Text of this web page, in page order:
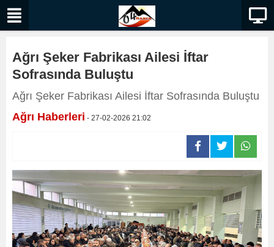
Ağrı Şeker Fabrikası Ailesi İftar
Sofrasında Buluştu
Ağrı Şeker Fabrikası Ailesi İftar Sofrasında Buluştu
Ağrı Haberleri - 27-02-2026 21:02